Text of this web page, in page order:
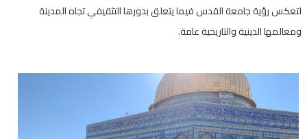
لتعكس رؤية جامعة القدس فيما يتعلق بدورها التثقيفي تجاه المدينة
ومعالمها الدينية والتاريخية عامة.